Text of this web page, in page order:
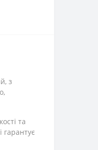
з
та
гарантує